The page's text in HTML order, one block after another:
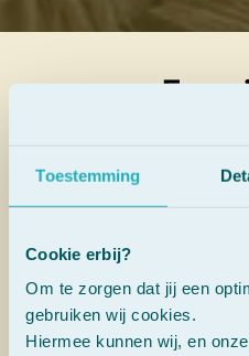
Toestemming
Cookie erbij?
Om te zorgen dat jij een
gebruiken wij cookies.
Hiermee kunnen wij, en
“Ik ben
Bij ons thuis
SOS-druppels.”
AnneKee Molenaar